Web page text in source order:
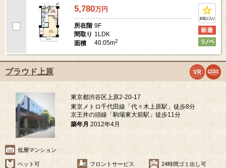
5,780万円
所在階 9F
間取り 1LDK
面積
40.05m2
プラウド上原
東京都渋谷区上原2-20-17
東京メトロ千代田線「代々木上原駅」徒歩8分
京王井の頭線「駒場東大前駅」徒歩11分
築年月 2012年4月
低層マンション
ペット可 フロントサービス 24時間ゴミ出し可